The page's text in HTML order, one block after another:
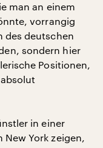
man an einem
vorrangig
des deutschen
sondern hier
Positionen,
in einer
York zeigen,